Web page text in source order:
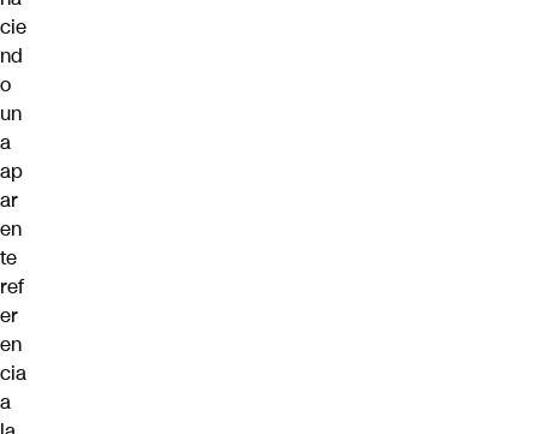
cie
nd
o
un
a
ap
ar
en
te
ref
er
en
cia
a